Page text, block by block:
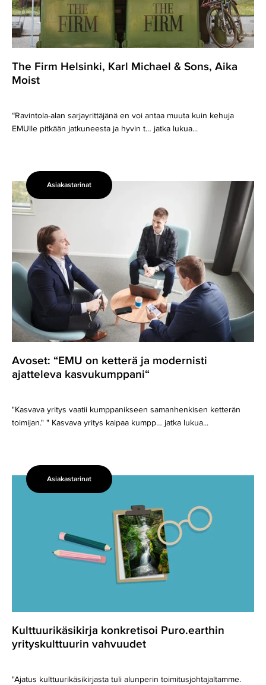
Moist
The Firm Helsinki, Karl Michael & Sons, Aika
Moist
“Ravintola-alan sarjayrittäjänä en voi antaa muuta kuin kehuja
EMUlle pitkään jatkuneesta ja hyvin t… jatka lukua...
Avoset:
“EMU
on
ketterä
modernisti
ajatteleva
kasvukumppani“
Asiakastarinat
Avoset: “EMU on ketterä ja modernisti
ajatteleva kasvukumppani“
"Kasvava yritys vaatii kumppanikseen samanhenkisen ketterän
toimijan." " Kasvava yritys kaipaa kumpp… jatka lukua...
Kulttuurikäsikirja
konkretisoi
Asiakastarinat
Kulttuurikäsikirja konkretisoi Puro.earthin
yrityskulttuurin vahvuudet
"Ajatus kulttuurikäsikirjasta tuli alunperin toimitusjohtajaltamme.